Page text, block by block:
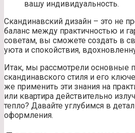
вашу индивидуальность.
Скандинавский дизайн – это не
баланс между практичностью и
советам, вы сможете создать в
уюта и спокойствия,
Итак, мы рассмотрели основные
скандинавского стиля и его
же применить эти знания на
или квартира действительно
тепло? Давайте углубимся в
оформления.